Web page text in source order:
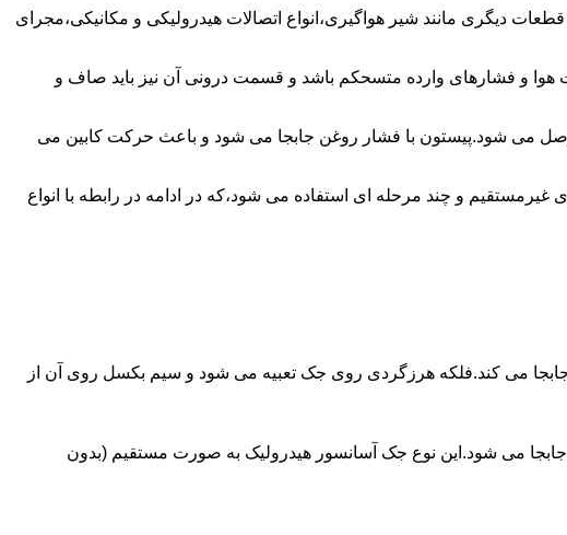
دیگری مانند شیر هواگیری،انواع اتصالات هیدرولیکی و مکانیکی،مجرای
و فشارهای وارده متسحکم باشد و قسمت درونی آن نیز باید صاف و
وصل می شود.پیستون با فشار روغن جابجا می شود و باعث حرکت کابین می
است از جک مستقیم و برای آسانسورهایی که ظرفیتشان بیش از 30 تن است از جک های غیرمستقیم و چند مرحله ای استفاده می شود،که در ادامه در رابطه با انواع
می کند.فلکه هرزگردی روی جک تعبیه می شود و سیم بکسل روی آن از
می شود.این نوع جک آسانسور هیدرولیک به صورت مستقیم (بدون